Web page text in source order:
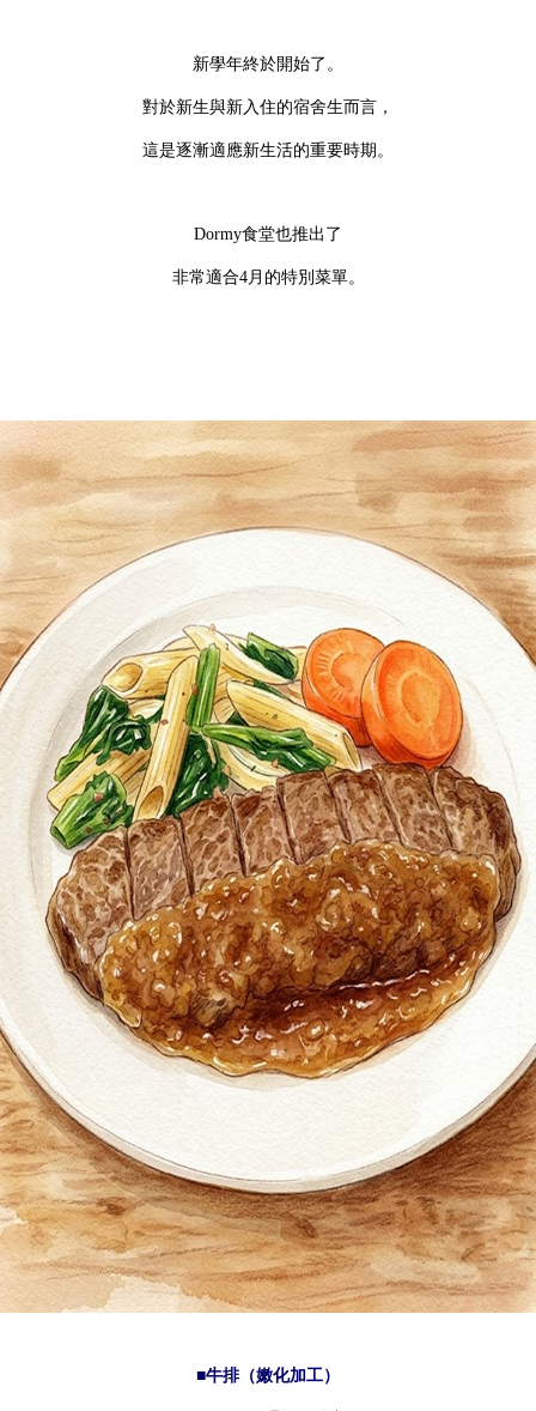
新學年終於開始了。
對於新生與新入住的宿舍生而言，
這是逐漸適應新生活的重要時期。
Dormy食堂也推出了
非常適合4月的特別菜單。
■牛排（嫩化加工）